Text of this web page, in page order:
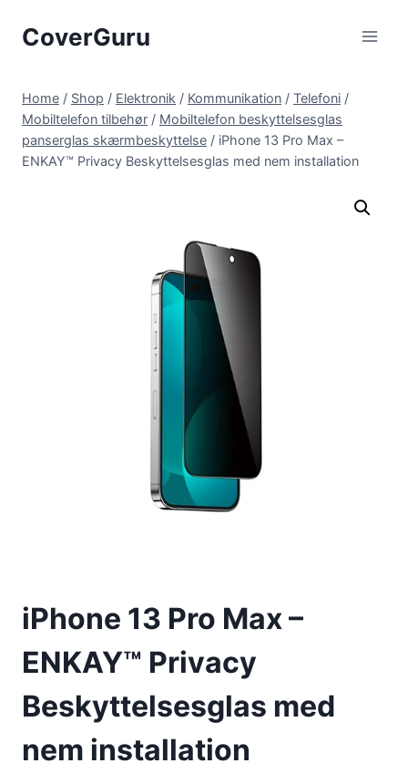
CoverGuru
Home / Shop / Elektronik / Kommunikation / Telefoni /
Mobiltelefon tilbehør / Mobiltelefon beskyttelsesglas
panserglas skærmbeskyttelse / iPhone 13 Pro Max –
ENKAY™ Privacy Beskyttelsesglas med nem installation
iPhone 13 Pro Max –
ENKAY™ Privacy
Beskyttelsesglas med
nem installation